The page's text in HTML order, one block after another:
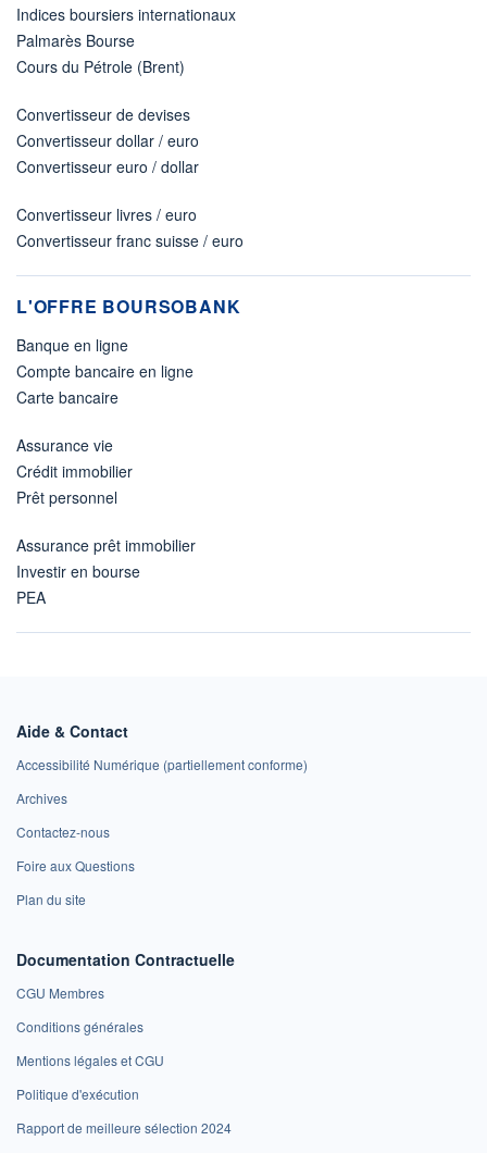
Indices boursiers internationaux
Palmarès Bourse
Cours du Pétrole (Brent)
Convertisseur de devises
Convertisseur dollar / euro
Convertisseur euro / dollar
Convertisseur livres / euro
Convertisseur franc suisse / euro
L'OFFRE BOURSOBANK
Banque en ligne
Compte bancaire en ligne
Carte bancaire
Assurance vie
Crédit immobilier
Prêt personnel
Assurance prêt immobilier
Investir en bourse
PEA
Aide & Contact
Accessibilité Numérique (partiellement conforme)
Archives
Contactez-nous
Foire aux Questions
Plan du site
Documentation Contractuelle
CGU Membres
Conditions générales
Mentions légales et CGU
Politique d'exécution
Rapport de meilleure sélection 2024